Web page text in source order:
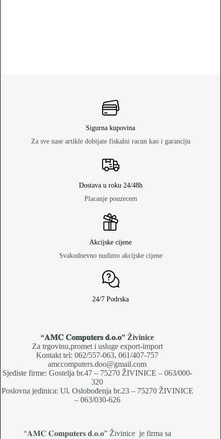
Sigurna kupovina
Za sve nase artikle dobijate fiskalni racun kao i garanciju
Dostava u roku 24/48h
Placanje pouzecem
Akcijske cijene
Svakodnevno nudimo akcijske cijene
24/7 Podrska
“𝐀𝐌𝐂 𝐂𝐨𝐦𝐩𝐮𝐭𝐞𝐫𝐬 𝐝.𝐨.𝐨” Živinice
Za trgovinu,promet i usluge export-import
Kontakt tel: 062/557-063, 061/407-757
amccomputers.doo@gmail.com
Sjediste firme: Gostelja br.47 – 75270 ŽIVINICE – 063/000-
320
Poslovna jedinica: Ul. Oslobođenja br.23 – 75270 ŽIVINICE
– 063/030-626
“𝐀𝐌𝐂 𝐂𝐨𝐦𝐩𝐮𝐭𝐞𝐫𝐬 𝐝.𝐨.𝐨” Živinice je firma sa